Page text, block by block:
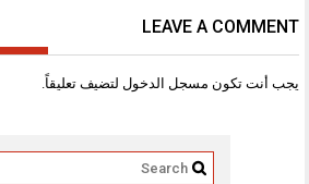
LEAVE A COMMENT
يجب أنت تكون مسجل الدخول لتضيف تعليقاً.